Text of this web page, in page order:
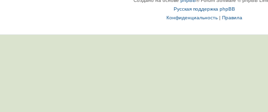
Русская поддержка phpBB
Конфиденциальность| Правила